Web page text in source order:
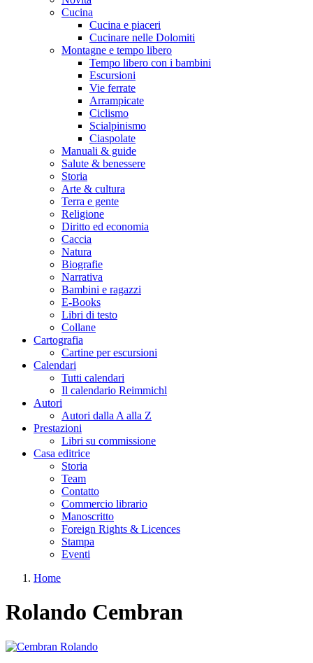
Cucina
Cucina e piaceri
Cucinare nelle Dolomiti
Montagne e tempo libero
Tempo libero con i bambini
Escursioni
Vie ferrate
Arrampicate
Ciclismo
Scialpinismo
Ciaspolate
Manuali & guide
Salute & benessere
Storia
Arte & cultura
Terra e gente
Religione
Diritto ed economia
Caccia
Natura
Biografie
Narrativa
Bambini e ragazzi
E-Books
Libri di testo
Collane
Cartografia
Cartine per escursioni
Calendari
Tutti calendari
Il calendario Reimmichl
Autori
Autori dalla A alla Z
Prestazioni
Libri su commissione
Casa editrice
Storia
Team
Contatto
Commercio librario
Manoscritto
Foreign Rights & Licences
Stampa
Eventi
Home
Rolando Cembran